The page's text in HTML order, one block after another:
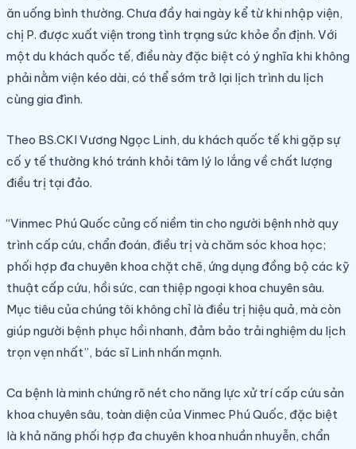
ăn uống bình thường. Chưa đầy hai ngày kể từ khi nhập viện,
chị P. được xuất viện trong tình trạng sức khỏe ổn định. Với
một du khách quốc tế, điều này đặc biệt có ý nghĩa khi không
phải nằm viện kéo dài, có thể sớm trở lại lịch trình du lịch
cùng gia đình.
Theo BS.CKI Vương Ngọc Linh, du khách quốc tế khi gặp sự
cố y tế thường khó tránh khỏi tâm lý lo lắng về chất lượng
điều trị tại đảo.
“Vinmec Phú Quốc củng cố niềm tin cho người bệnh nhờ quy
trình cấp cứu, chẩn đoán, điều trị và chăm sóc khoa học;
phối hợp đa chuyên khoa chặt chẽ, ứng dụng đồng bộ các kỹ
thuật cấp cứu, hồi sức, can thiệp ngoại khoa chuyên sâu.
Mục tiêu của chúng tôi không chỉ là điều trị hiệu quả, mà còn
giúp người bệnh phục hồi nhanh, đảm bảo trải nghiệm du lịch
trọn vẹn nhất”, bác sĩ Linh nhấn mạnh.
Ca bệnh là minh chứng rõ nét cho năng lực xử trí cấp cứu sản
khoa chuyên sâu, toàn diện của Vinmec Phú Quốc, đặc biệt
là khả năng phối hợp đa chuyên khoa nhuần nhuyễn, chẩn